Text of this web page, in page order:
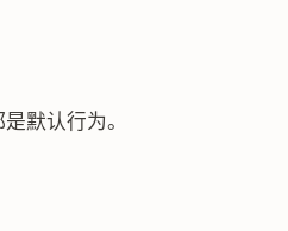
默认行为。